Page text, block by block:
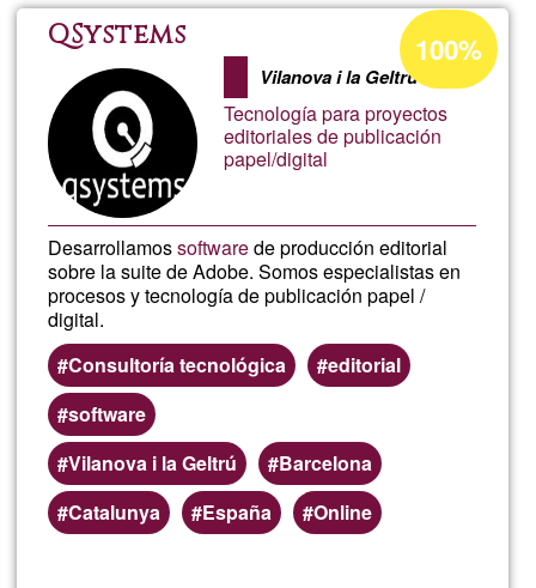
QSystems
Vilanova i la Geltrú
Tecnología para proyectos
editoriales de publicación
papel/digital
Desarrollamossoftwarede producción editorial
sobre la suite de Adobe. Somos especialistas en
procesos y tecnología de publicación papel /
digital.
Consultoría tecnológica
editorial
software
Vilanova i la Geltrú
Barcelona
Catalunya
España Online
Percentatge
d'acceptació
de
G1
100%